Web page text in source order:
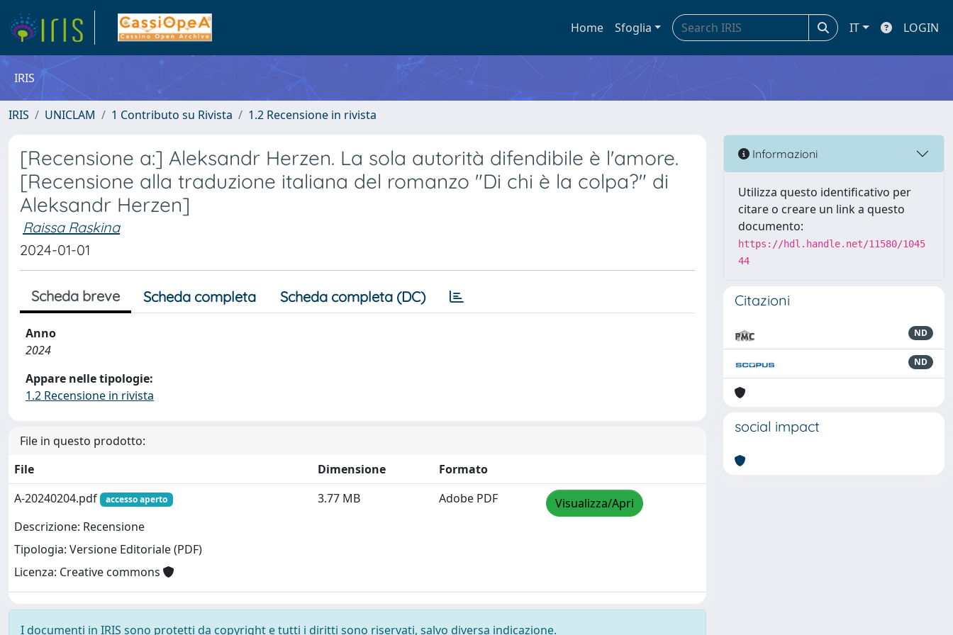
Home Sfoglia IT LOGIN
IRIS
IRIS UNICLAM 1 Contributo su Rivista 1.2 Recensione in rivista
[Recensione a:] Aleksandr Herzen. La sola autorità difendibile è l'amore.
[Recensione alla traduzione italiana del romanzo "Di chi è la colpa?" di
Aleksandr Herzen]
Raissa Raskina
2024-01-01
Scheda breve Scheda completa Scheda completa (DC)
Anno
2024
Appare nelle tipologie:
1.2 Recensione in rivista
File in questo prodotto:
File
Dimensione
Formato
A-20240204.pdf
accesso aperto
Descrizione: Recensione
Tipologia: Versione Editoriale (PDF)
Licenza: Creative commons
3.77 MB Adobe PDF Visualizza/Apri
I documenti in IRIS sono protetti da copyright e tutti i diritti sono riservati, salvo diversa indicazione.
Informazioni
Utilizza questo identificativo per
citare o creare un link a questo
documento:
https://hdl.handle.net/11580/1045
44
Citazioni
ND
ND
social impact